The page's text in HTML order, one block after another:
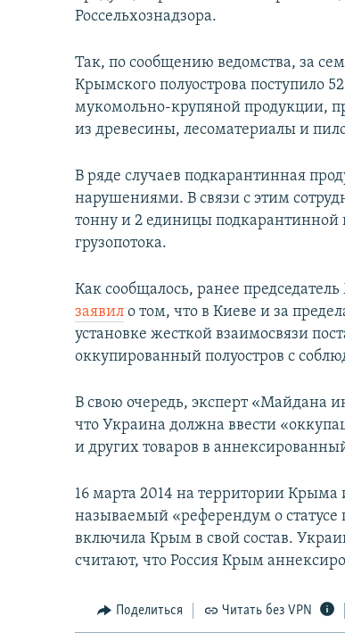
Россельхознадзора.
Так, по сообщению ведомства, за
Крымского полуострова поступило
мукомольно-крупяной продукции,
из древесины, лесоматериалы и
В ряде случаев подкарантинная
нарушениями. В связи с этим
тонну и 2 единицы подкарантинной
грузопотока.
Как сообщалось, ранее
заявил о том, что в Киеве и за
установке жесткой взаимосвязи
оккупированный полуостров с
В свою очередь, эксперт «Майдана
что Украина должна ввести
и других товаров в
16 марта 2014 на территории Крыма
называемый «референдум о статусе
включила Крым в свой состав.
считают, что Россия Крым
Поделиться Читать без VPN